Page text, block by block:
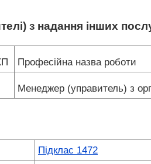
з надання інших
Професійна назва роботи
Менеджер (управитель) з
Підклас 1472